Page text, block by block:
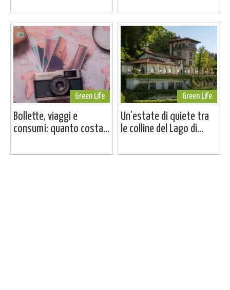
Green Life
Bollette, viaggi e
consumi: quanto costa...
Green Life
Un’estate di quiete tra
le colline del Lago di...